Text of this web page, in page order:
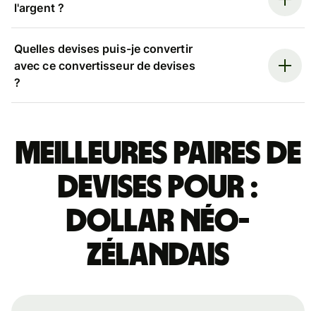
l'argent ?
Quelles devises puis-je convertir
avec ce convertisseur de devises
?
Meilleures paires de
devises pour :
dollar néo-
zélandais